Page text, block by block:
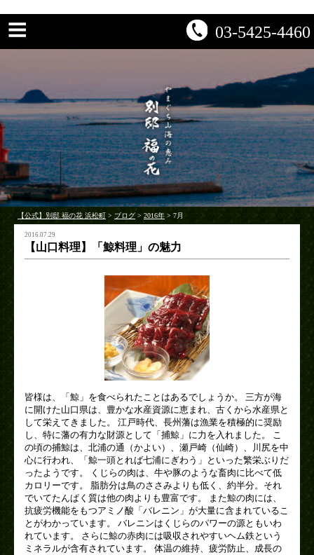
03-5425-4460
【公式】別邸 福の花 浜松町 > ブログ > 2016年 > 7月
2016.07.29
【山口料理】「鯨料理」の魅力
皆様は、「鯨」を食べられたことはあるでしょうか。 三方が海
に開けた山口県は、豊かな水産資源に恵まれ、古くから水産県と
して栄えてきました。 江戸時代、長州藩は漁業を積極的に奨励
し、特に藩の有力な財源として「捕鯨」に力を入れました。 こ
の頃の捕鯨は、北浦の通（かよい）、瀬戸崎（仙崎）、川尻を中
心に行われ、「鯨一頭とれば七浦にぎわう」といった繁栄ぶりだ
ったようです。 くじらの肉は、牛や豚のような畜肉に比べて低
カロリーです。 脂肪分は鳥のささみよりも低く、約半分。それ
でいてたんぱく質は他の肉よりも豊富です。 また鯨の肉には、
抗疲労機能をもつアミノ酸「バレニン」が大量に含まれているこ
とがわかっています。 バレニンはくじらのパワーの源ともいわ
れています。 さらに鯨の赤肉には吸収されやすいヘム鉄という
ミネラルが含有されています。 体温の維持、疲労防止、成長の